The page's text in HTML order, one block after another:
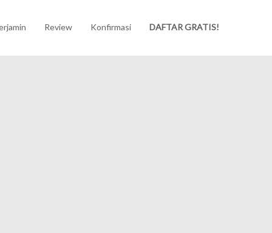
Review Konfirmasi DAFTAR GRATIS!